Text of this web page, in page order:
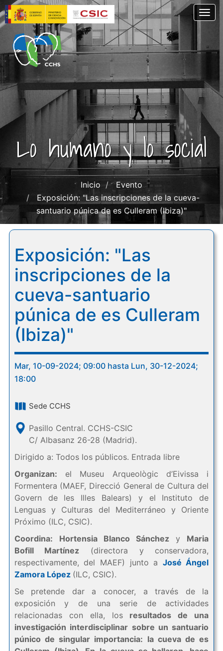
Pasar
al
contenido
principal
Lo humano y lo social
Inicio
Evento
Exposición: "Las inscripciones de la cueva-
santuario púnica de es Culleram (Ibiza)"
Exposición: "Las
inscripciones de la
cueva-santuario
púnica de es Culleram
(Ibiza)"
Mar, 10-09-2024; 09:00 hasta Lun, 30-12-2024;
18:00
Sede CCHS
Pasillo Central. CCHS-CSIC
C/ Albasanz 26-28 (Madrid).
Dirigido a: Todos los públicos. Entrada libre
Organizan: el Museu Arqueològic d’Eivissa i
Formentera (MAEF, Direcció General de Cultura del
Govern de les Illes Balears) y el Instituto de
Lenguas y Culturas del Mediterráneo y Oriente
Próximo (ILC, CSIC).
Coordina:
Hortensia Blanco Sánchez y Maria
Bofill Martínez (directora y conservadora,
respectivamente, del MAEF) junto a José Ángel
Zamora López (ILC, CSIC).
Se pretende dar a conocer, a través de la
exposición y de una serie de actividades
relacionadas con ella, los resultados de una
investigación interdisciplinar sobre un santuario
púnico de singular importancia: la cueva de es